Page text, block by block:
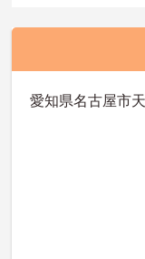
愛知県名古屋市